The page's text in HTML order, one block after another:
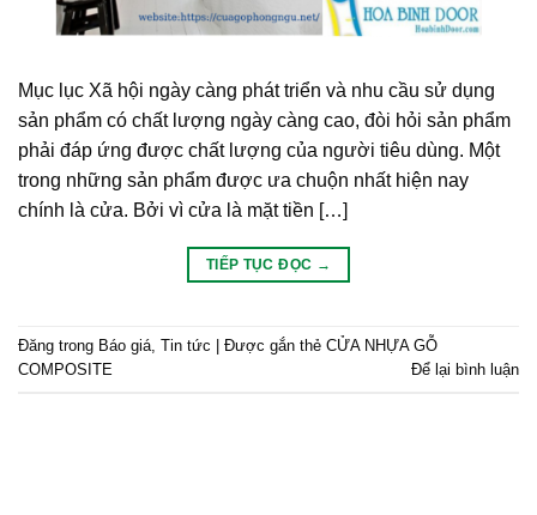
Mục lục Xã hội ngày càng phát triển và nhu cầu sử dụng
sản phẩm có chất lượng ngày càng cao, đòi hỏi sản phẩm
phải đáp ứng được chất lượng của người tiêu dùng. Một
trong những sản phẩm được ưa chuộn nhất hiện nay
chính là cửa. Bởi vì cửa là mặt tiền […]
TIẾP TỤC ĐỌC →
Đăng trong Báo giá, Tin tức Được gắn thẻ CỬA NHỰA GỖ
COMPOSITE
Để lại bình luận